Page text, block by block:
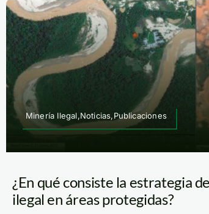
Minería Ilegal,Noticias,Publicaciones
¿En qué consiste la estrategia
ilegal en áreas protegidas?